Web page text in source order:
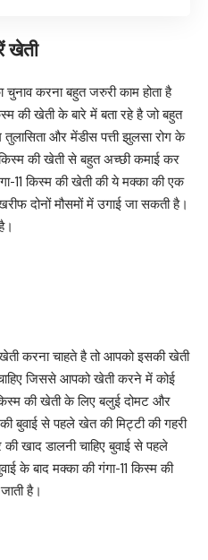
खेती
करना बहुत जरुरी काम होता है
की खेती के बारे में बता रहे है जो बहुत
तुलासिता और मेंडीस पत्ती झुलसा रोग के
की खेती से बहुत अच्छी कमाई कर
11 किस्म की खेती की ये मक्का की एक
दोनों मौसमों में उगाई जा सकती है।
करना चाहते है तो आपको इसकी खेती
जिससे आपको खेती करने में कोई
किस्म की खेती के लिए बलुई दोमट और
बुवाई से पहले खेत की मिट्टी की गहरी
खाद डालनी चाहिए बुवाई से पहले
के बाद मक्का की गंगा-11 किस्म की
है।